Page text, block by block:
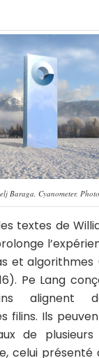
Baraga, Cyanometer.
textes de
et algorithmes
Pe Lang
alignent
filins. Ils
de plusieurs
celui présenté